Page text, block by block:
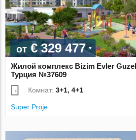
от € 329 477
Жилой комплекс Bizim Evler
Турция №37609
Комнат:3+1, 4+1
Super Proje